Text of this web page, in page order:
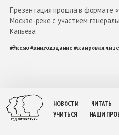
Презентация прошла в формате
Москве-реке с участием
Капьева
#Эксмо#книгоиздание#жанровая
НОВОСТИ ЧИТАТЬ
УЧИТЬСЯ
НАШИ